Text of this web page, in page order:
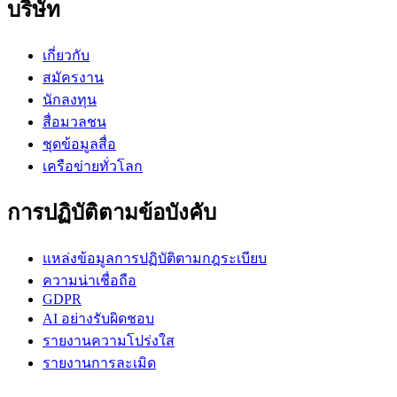
บริษัท
เกี่ยวกับ
สมัครงาน
นักลงทุน
สื่อมวลชน
ชุดข้อมูลสื่อ
เครือข่ายทั่วโลก
การปฏิบัติตามข้อบังคับ
แหล่งข้อมูลการปฏิบัติตามกฎระเบียบ
ความน่าเชื่อถือ
GDPR
AI อย่างรับผิดชอบ
รายงานความโปร่งใส
รายงานการละเมิด